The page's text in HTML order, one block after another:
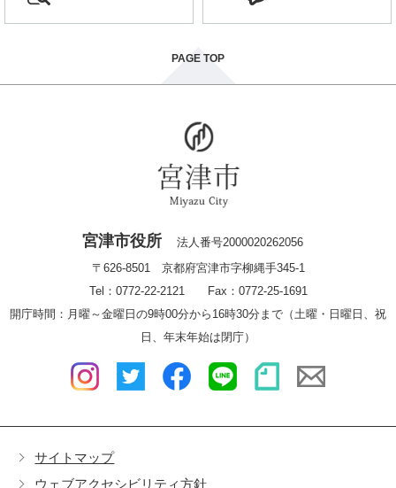
PAGE TOP
サイトマップ
ウェブアクセシビリティ方針
宮津市役所
法人番号2000020262056
〒626-8501 京都府宮津市字柳縄手345-1
Tel：0772-22-2121 Fax：0772-25-1691
開庁時間：月曜～金曜日の9時00分から16時30分まで（土曜・日曜日、祝
日、年末年始は閉庁）